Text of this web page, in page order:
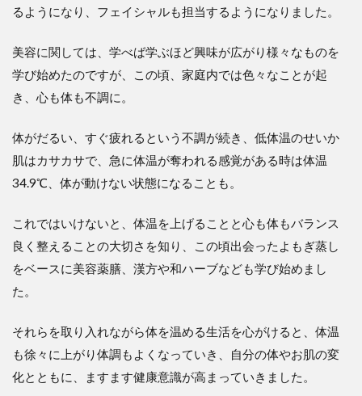
るようになり、フェイシャルも担当するようになりました。
美容に関しては、学べば学ぶほど興味が広がり様々なものを
学び始めたのですが、この頃、家庭内では色々なことが起
き、心も体も不調に。
体がだるい、すぐ疲れるという不調が続き、低体温のせいか
肌はカサカサで、急に体温が奪われる感覚がある時は体温
34.9℃、体が動けない状態になることも。
これではいけないと、体温を上げることと心も体もバランス
良く整えることの大切さを知り、この頃出会ったよもぎ蒸し
をベースに美容薬膳、漢方や和ハーブなども学び始めまし
た。
それらを取り入れながら体を温める生活を心がけると、体温
も徐々に上がり体調もよくなっていき、自分の体やお肌の変
化とともに、ますます健康意識が高まっていきました。